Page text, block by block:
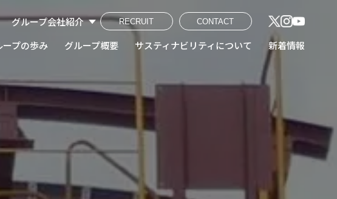
グループ会社紹介
北陸建工株式会社
北陸鋼産株式会社
北陸興業株式会社
北陸トランテック株式会社
株式会社建工ホールディングス
RECRUIT CONTACT